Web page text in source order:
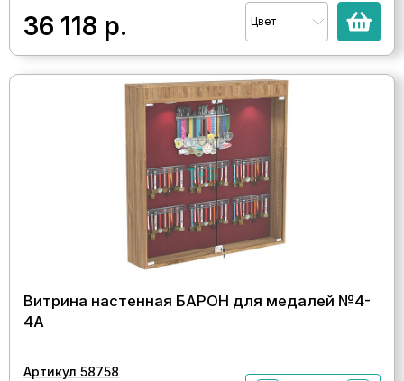
36 118 р. Цвет
Витрина настенная БАРОН для медалей №4-
4А
Артикул 58758